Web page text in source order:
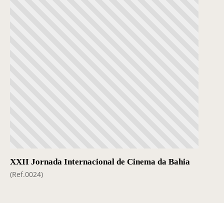
XXII Jornada Internacional de Cinema da Bahia
(Ref.0024)